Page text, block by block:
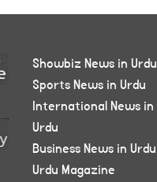
Showbiz News in Urdu
Sports News in Urdu
International News in
Urdu
Business News in Urdu
Urdu Magazine